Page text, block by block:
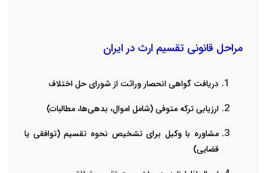
مراحل قانونی تقسیم ارث در ایران
دریافت گواهی انحصار وراثت از شورای حل اختلاف
ارزیابی ترکه متوفی(شامل اموال، بدهی‌ها، مطالبات)
مشاوره با وکیل برای تشخیص نحوه تقسیم(توافقی یا
قضایی)